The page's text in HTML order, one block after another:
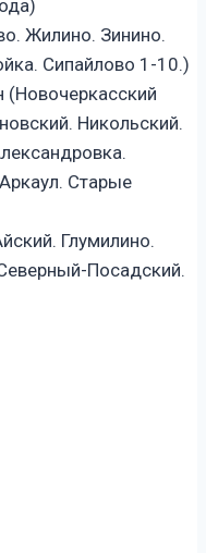
Жилино. Зинино.
Сипайлово 1-10.)
Никольский.
Старые
Глумилино.
Посадский.